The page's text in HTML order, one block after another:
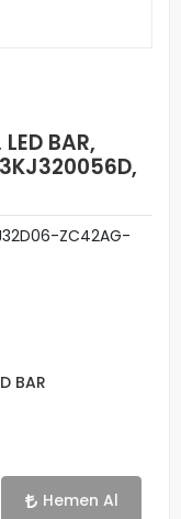
BAR,
ZC42AG-
BAR
Hemen Al